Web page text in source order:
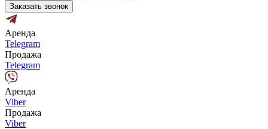
Заказать звонок
Аренда
Telegram
Продажа
Telegram
Аренда
Viber
Продажа
Viber